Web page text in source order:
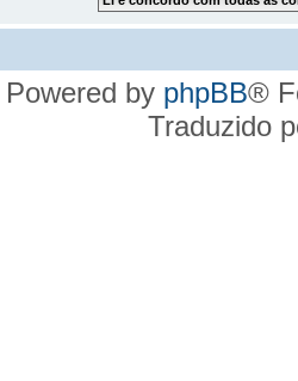
Powered by phpBB®
Traduzido